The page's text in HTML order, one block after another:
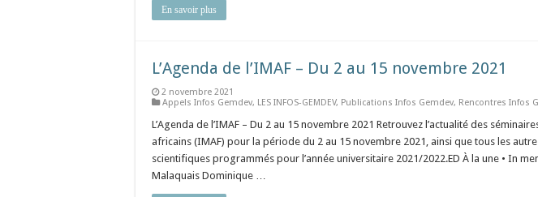
En savoir plus
L’Agenda de l’IMAF – Du 2 au 15 novembre 2021
2 novembre 2021
Appels Infos Gemdev, LES INFOS-GEMDEV, Publications Infos Gemdev, Rencontres Infos
L’Agenda de l’IMAF – Du 2 au 15 novembre 2021 Retrouvez l’actualité des
africains (IMAF) pour la période du 2 au 15 novembre 2021, ainsi que tous les
scientifiques programmés pour l’année universitaire 2021/2022.ED À la une • In
Malaquais Dominique …